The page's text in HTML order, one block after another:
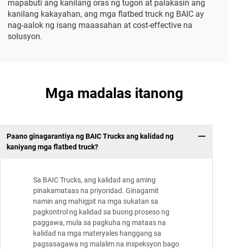
mapabuti ang kanilang oras ng tugon at palakasin ang
kanilang kakayahan, ang mga flatbed truck ng BAIC ay
nag-aalok ng isang maaasahan at cost-effective na
solusyon.
Mga madalas itanong
Paano ginagarantiya ng BAIC Trucks ang kalidad ng
kaniyang mga flatbed truck?
Sa BAIC Trucks, ang kalidad ang aming
pinakamataas na priyoridad. Ginagamit
namin ang mahigpit na mga sukatan sa
pagkontrol ng kalidad sa buong proseso ng
paggawa, mula sa pagkuha ng mataas na
kalidad na mga materyales hanggang sa
pagsasagawa ng malalim na inspeksyon bago